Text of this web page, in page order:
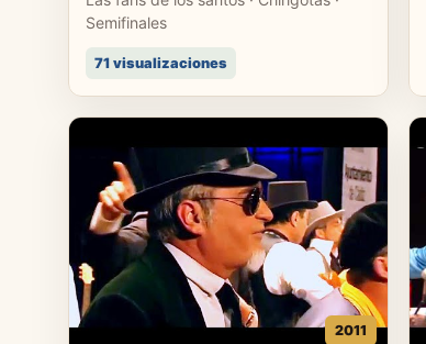
Semifinales
71 visualizaciones
2011